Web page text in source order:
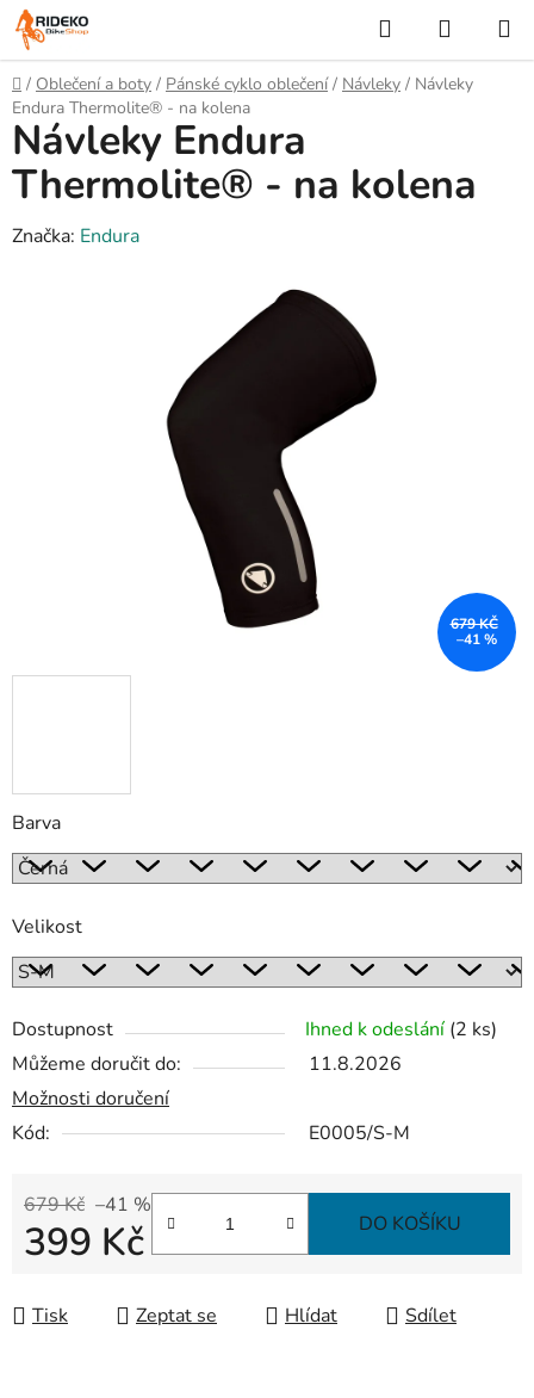
Přejít
na
obsah
Hledat
KOŠÍK
Domů
/ Oblečení a boty / Pánské cyklo oblečení / Návleky / Návleky
Endura Thermolite® - na kolena
Barva
Velikost
Dostupnost Ihned k odeslání (2 ks)
Můžeme doručit do:
11.8.2026
Možnosti doručení
Kód:
E0005/S-M
679 Kč –41 %
399 Kč DO KOŠÍKU
Tisk Zeptat se Hlídat Sdílet
Návleky Endura
Thermolite® - na kolena
Značka: Endura
679 KČ
–41 %